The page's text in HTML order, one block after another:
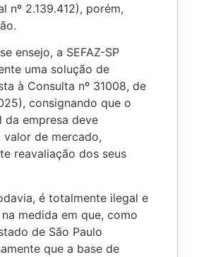
nº 2.139.412), porém,
ensejo, a SEFAZ-SP
uma solução de
à Consulta nº 31008, de
consignando que o
empresa deve
de mercado,
reavaliação dos seus
é totalmente ilegal e
medida em que, como
de São Paulo
que a base de